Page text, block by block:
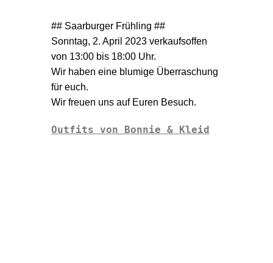
## Saarburger Frühling ##
Sonntag, 2. April 2023 verkaufsoffen
von 13:00 bis 18:00 Uhr.
Wir haben eine blumige Überraschung
für euch.
Wir freuen uns auf Euren Besuch.
Outfits von Bonnie & Kleid